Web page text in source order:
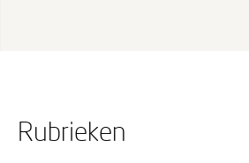
Rubrieken